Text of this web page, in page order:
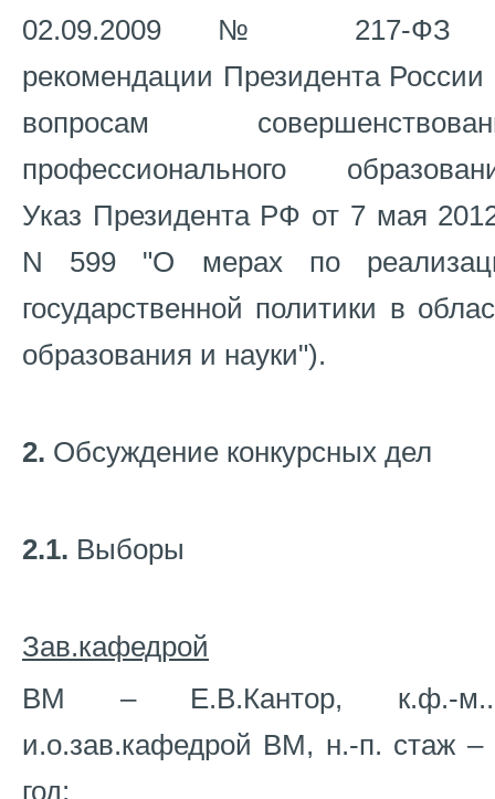
02.09.2009 № 217-ФЗ
рекомендации Президента России
вопросам
профессионального
Указ Президента РФ от 7 мая
N 599 "О мерах по
государственной политики в
образования и науки").
2. Обсуждение конкурсных дел
2.1. Выборы
Зав.кафедрой
ВМ – Е.В.Кантор, к.ф.-
и.о.зав.кафедрой ВМ, н.-п. стаж –
год;